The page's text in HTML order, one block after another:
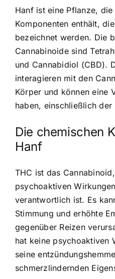
Hanf ist eine Pflanze,
Komponenten enthält,
bezeichnet werden. Die
Cannabinoide sind
und Cannabidiol (CBD).
interagieren mit den
Körper und können eine
haben, einschließlich
Die chemischen
Hanf
THC ist das
psychoaktiven
verantwortlich ist. Es
Stimmung und erhöhte
gegenüber Reizen
hat keine psychoaktiven
seine
schmerzlindernden